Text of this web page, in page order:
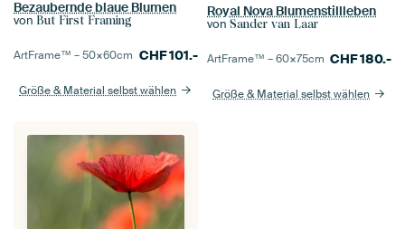
Bezaubernde blaue Blumen
von But First Framing
ArtFrame™ –50×60cm CHF101.-
Größe & Material selbst wählen
Royal Nova Blumenstillleben
von Sander van Laar
ArtFrame™ –60×75cm CHF180.-
Größe & Material selbst wählen